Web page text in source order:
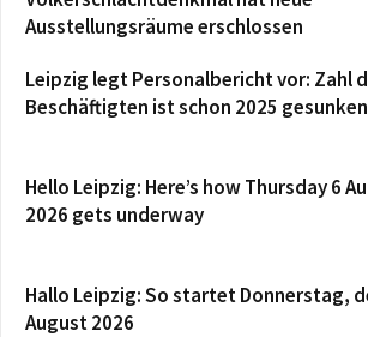
Ausstellungsräume erschlossen
Leipzig legt Personalbericht vor: Zahl
Beschäftigten ist schon 2025 gesunken
Hello Leipzig: Here’s how Thursday 6
2026 gets underway
Hallo Leipzig: So startet Donnerstag,
August 2026